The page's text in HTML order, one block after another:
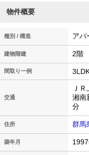
物件概要
種別 / 構造 アパ
建物階建 2階
間取り一例
交通
Ｊ
湘南
分
住所 群馬
築年月